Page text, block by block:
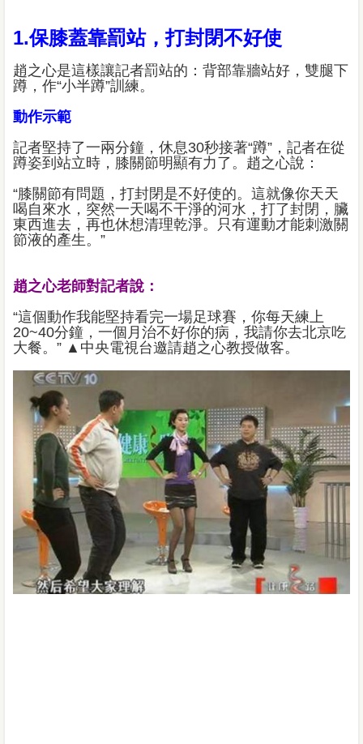
1.保膝蓋靠罰站，打封閉不好使
趙之心是這樣讓記者罰站的：背部靠牆站好，雙腿下
蹲，作“小半蹲”訓練。
動作示範
記者堅持了一兩分鐘，休息30秒接著“蹲”，記者在從
蹲姿到站立時，膝關節明顯有力了。趙之心說：
“膝關節有問題，打封閉是不好使的。這就像你天天
喝自來水，突然一天喝不干淨的河水，打了封閉，臟
東西進去，再也休想清理乾淨。只有運動才能刺激關
節液的產生。”
趙之心老師對記者說：
“這個動作我能堅持看完一場足球賽，你每天練上
20~40分鐘，一個月治不好你的病，我請你去北京吃
大餐。” ▲中央電視台邀請趙之心教授做客。